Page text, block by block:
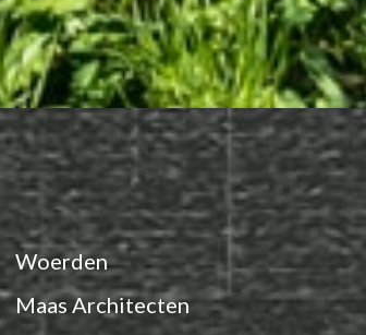
Woerden
Maas Architecten